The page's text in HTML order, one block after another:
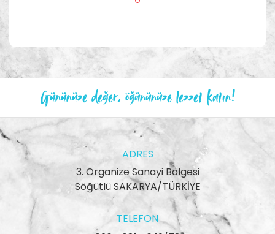
Gününüze değer, öğününüze lezzet katın!
ADRES
3. Organize Sanayi Bölgesi
Söğütlü SAKARYA/TÜRKİYE
TELEFON